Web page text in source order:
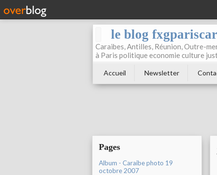
le blog
Caraibes, Antilles, Réunion, Outre-
à Paris politique economie culture
Accueil Newsletter
Pages
Album - Caraibe photo 19
octobre 2007